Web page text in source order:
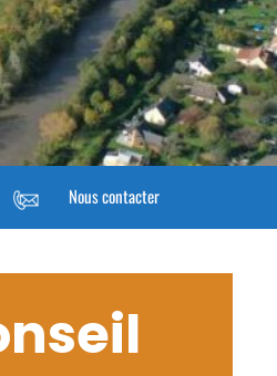
Nous contacter